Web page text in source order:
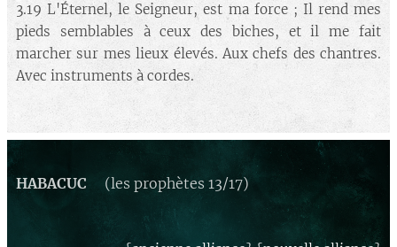
3.19 L'Éternel, le Seigneur, est ma force ; Il rend mes
pieds semblables à ceux des biches, et il me fait
marcher sur mes lieux élevés. Aux chefs des chantres.
Avec instruments à cordes.
HABACUC (les prophètes 13/17)